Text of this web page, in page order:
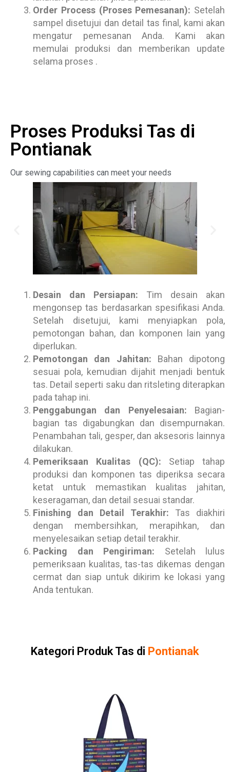
Order Process (Proses Pemesanan): Setelah
sampel disetujui dan detail tas final, kami akan
mengatur pemesanan Anda. Kami akan
memulai produksi dan memberikan update
selama proses .
Proses Produksi Tas di
Pontianak
Our sewing capabilities can meet your needs
Desain dan Persiapan: Tim desain akan
mengonsep tas berdasarkan spesifikasi Anda.
Setelah disetujui, kami menyiapkan pola,
pemotongan bahan, dan komponen lain yang
diperlukan.
Pemotongan dan Jahitan: Bahan dipotong
sesuai pola, kemudian dijahit menjadi bentuk
tas. Detail seperti saku dan ritsleting diterapkan
pada tahap ini.
Penggabungan dan Penyelesaian: Bagian-
bagian tas digabungkan dan disempurnakan.
Penambahan tali, gesper, dan aksesoris lainnya
dilakukan.
Pemeriksaan Kualitas (QC): Setiap tahap
produksi dan komponen tas diperiksa secara
ketat untuk memastikan kualitas jahitan,
keseragaman, dan detail sesuai standar.
Finishing dan Detail Terakhir: Tas diakhiri
dengan membersihkan, merapihkan, dan
menyelesaikan setiap detail terakhir.
Packing dan Pengiriman: Setelah lulus
pemeriksaan kualitas, tas-tas dikemas dengan
cermat dan siap untuk dikirim ke lokasi yang
Anda tentukan.
Kategori Produk Tas di Pontianak